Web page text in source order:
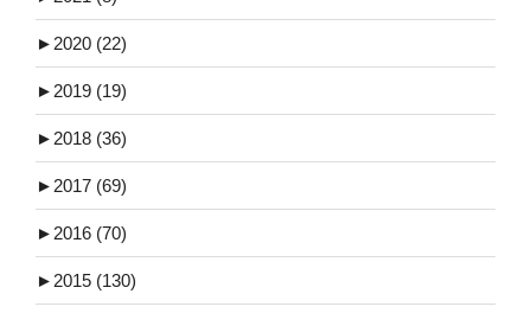
► 2020 (22)
► 2019 (19)
► 2018 (36)
► 2017 (69)
► 2016 (70)
► 2015 (130)